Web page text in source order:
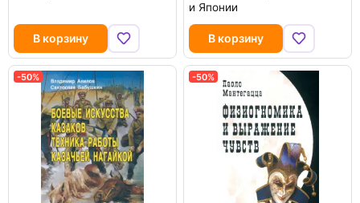
В корзину
и Японии
В корзину
-50% -50%